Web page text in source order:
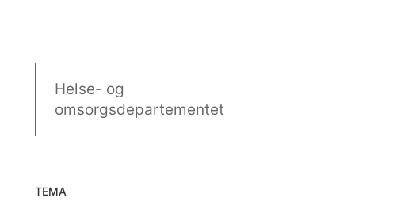
Helse- og
omsorgsdepartementet
TEMA